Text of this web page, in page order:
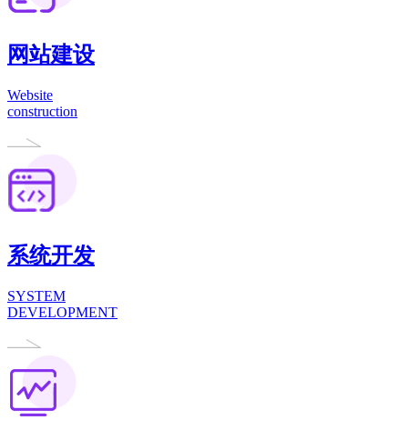
网站建设
Website
construction
系统开发
SYSTEM
DEVELOPMENT